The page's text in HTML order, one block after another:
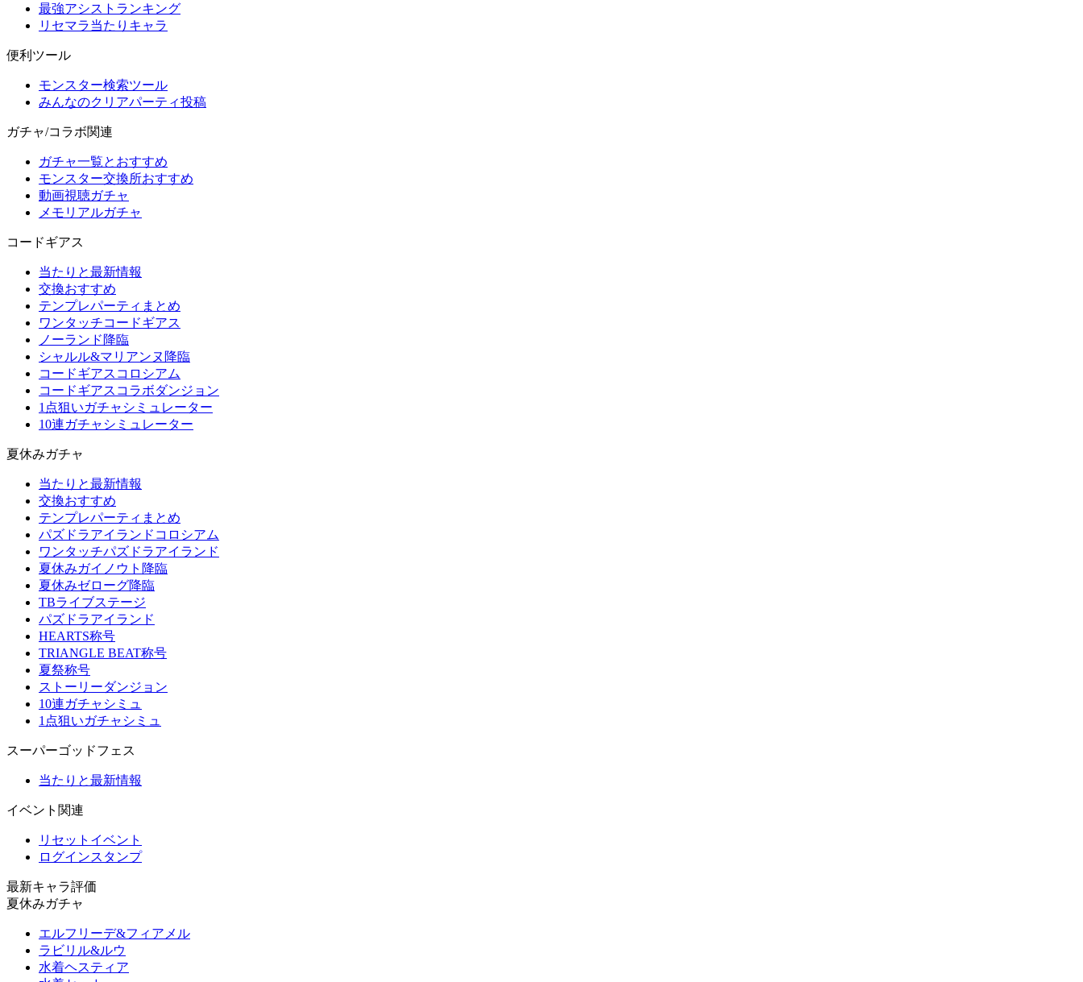
最強アシストランキング
リセマラ当たりキャラ
便利ツール
モンスター検索ツール
みんなのクリアパーティ投稿
ガチャ/コラボ関連
ガチャ一覧とおすすめ
モンスター交換所おすすめ
動画視聴ガチャ
メモリアルガチャ
コードギアス
当たりと最新情報
交換おすすめ
テンプレパーティまとめ
ワンタッチコードギアス
ノーランド降臨
シャルル&マリアンヌ降臨
コードギアスコロシアム
コードギアスコラボダンジョン
1点狙いガチャシミュレーター
10連ガチャシミュレーター
夏休みガチャ
当たりと最新情報
交換おすすめ
テンプレパーティまとめ
パズドラアイランドコロシアム
ワンタッチパズドラアイランド
夏休みガイノウト降臨
夏休みゼローグ降臨
TBライブステージ
パズドラアイランド
HEARTS称号
TRIANGLE BEAT称号
夏祭称号
ストーリーダンジョン
10連ガチャシミュ
1点狙いガチャシミュ
スーパーゴッドフェス
当たりと最新情報
イベント関連
リセットイベント
ログインスタンプ
最新キャラ評価
夏休みガチャ
エルフリーデ&フィアメル
ラビリル&ルウ
水着ヘスティア